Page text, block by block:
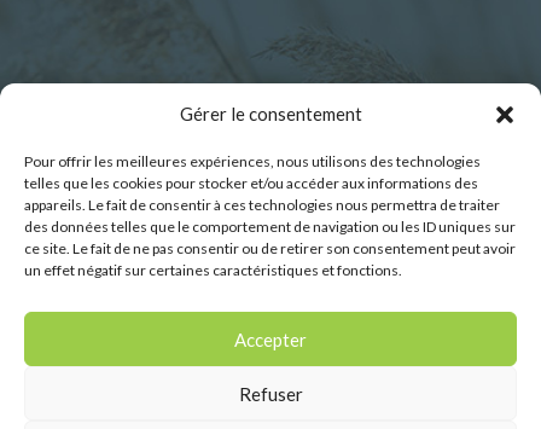
Gérer le consentement
Pour offrir les meilleures expériences, nous utilisons des technologies
telles que les cookies pour stocker et/ou accéder aux informations des
appareils. Le fait de consentir à ces technologies nous permettra de traiter
des données telles que le comportement de navigation ou les ID uniques sur
ce site. Le fait de ne pas consentir ou de retirer son consentement peut avoir
un effet négatif sur certaines caractéristiques et fonctions.
Accepter
Refuser
Horaires d’ouverture :
Lundi : 9h00 – 12h30
Mardi : 9h00 – 12h30
Mercredi : 9h00 – 12h30
Jeudi : 9h00 – 12h30
Samedi : 9h00-11h45